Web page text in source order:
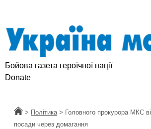
Бойова газета героїчної нації
Donate
Головна
> Політика > Головного прокурора МКС
посади через домагання